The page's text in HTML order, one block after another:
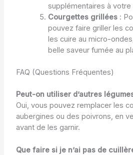
supplémentaires à votre
Courgettes grillées:
pouvez faire griller les
les cuire au micro-
belle saveur fumée au
FAQ (Questions Fréquentes)
Peut-on utiliser d’autres
Oui, vous pouvez remplacer les
aubergines ou des poivrons, en
avant de les garnir.
Que faire si je n’ai pas de